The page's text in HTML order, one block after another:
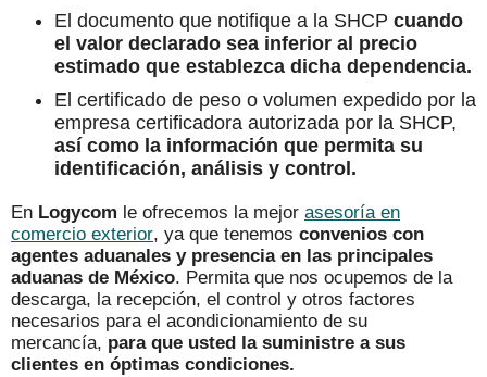
El documento que notifique a la SHCP cuando
el valor declarado sea inferior al precio
estimado que establezca dicha dependencia.
El certificado de peso o volumen expedido por la
empresa certificadora autorizada por la SHCP,
así como la información que permita su
identificación, análisis y control.
En Logycom le ofrecemos la mejor asesoría en
comercio exterior, ya que tenemos convenios con
agentes aduanales y presencia en las principales
aduanas de México. Permita que nos ocupemos de la
descarga, la recepción, el control y otros factores
necesarios para el acondicionamiento de su
mercancía, para que usted la suministre a sus
clientes en óptimas condiciones.